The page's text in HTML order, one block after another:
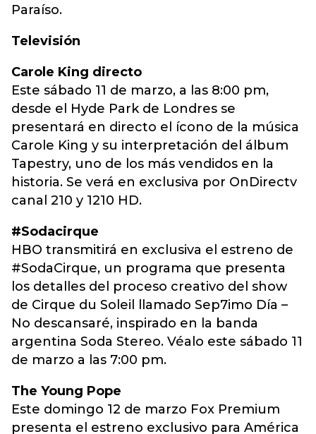
Paraíso.
Televisión
Carole King directo
Este sábado 11 de marzo, a las 8:00 pm,
desde el Hyde Park de Londres se
presentará en directo el ícono de la música
Carole King y su interpretación del álbum
Tapestry, uno de los más vendidos en la
historia. Se verá en exclusiva por OnDirectv
canal 210 y 1210 HD.
#Sodacirque​
HBO transmitirá en exclusiva el estreno de
#SodaCirque, un programa que presenta
los detalles del proceso creativo del show
de Cirque du Soleil llamado Sep7imo Día –
No descansaré, inspirado en la banda
argentina Soda Stereo. Véalo este sábado 11
de marzo a las 7:00 pm.
The Young Pope
Este domingo 12 de marzo Fox Premium
presenta el estreno exclusivo para América